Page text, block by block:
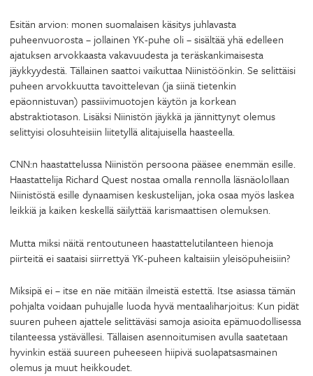
Esitän arvion: monen suomalaisen käsitys juhlavasta
puheenvuorosta – jollainen YK-puhe oli – sisältää yhä edelleen
ajatuksen arvokkaasta vakavuudesta ja teräskankimaisesta
jäykkyydestä. Tällainen saattoi vaikuttaa Niinistöönkin. Se selittäisi
puheen arvokkuutta tavoittelevan (ja siinä tietenkin
epäonnistuvan) passiivimuotojen käytön ja korkean
abstraktiotason. Lisäksi Niinistön jäykkä ja jännittynyt olemus
selittyisi olosuhteisiin liitetyllä alitajuisella haasteella.
CNN:n haastattelussa Niinistön persoona pääsee enemmän esille.
Haastattelija Richard Quest nostaa omalla rennolla läsnäolollaan
Niinistöstä esille dynaamisen keskustelijan, joka osaa myös laskea
leikkiä ja kaiken keskellä säilyttää karismaattisen olemuksen.
Mutta miksi näitä rentoutuneen haastattelutilanteen hienoja
piirteitä ei saataisi siirrettyä YK-puheen kaltaisiin yleisöpuheisiin?
Miksipä ei – itse en näe mitään ilmeistä estettä. Itse asiassa tämän
pohjalta voidaan puhujalle luoda hyvä mentaaliharjoitus: Kun pidät
suuren puheen ajattele selittäväsi samoja asioita epämuodollisessa
tilanteessa ystävällesi. Tällaisen asennoitumisen avulla saatetaan
hyvinkin estää suureen puheeseen hiipivä suolapatsasmainen
olemus ja muut heikkoudet.